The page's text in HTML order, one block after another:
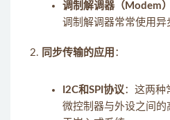
调制解调器（Modem）
调制解调器常常使用异
同步传输的应用 ：
I2C和SPI协议 ：这两种
微控制器与外设之间的